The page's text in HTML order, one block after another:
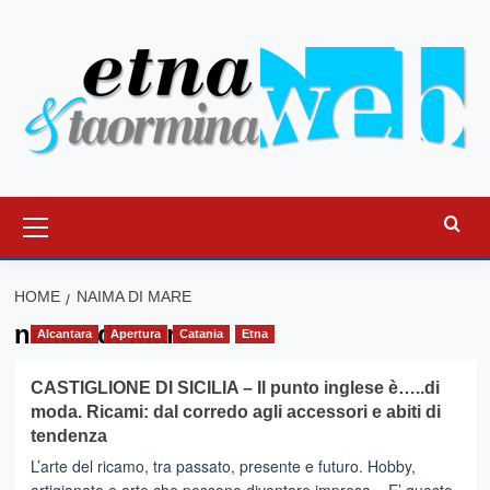
principale
HOME NAIMA DI MARE
naima di mare
Alcantara Apertura Catania Etna
CASTIGLIONE DI SICILIA – Il punto inglese è…..di
moda. Ricami: dal corredo agli accessori e abiti di
tendenza
L’arte del ricamo, tra passato, presente e futuro. Hobby,